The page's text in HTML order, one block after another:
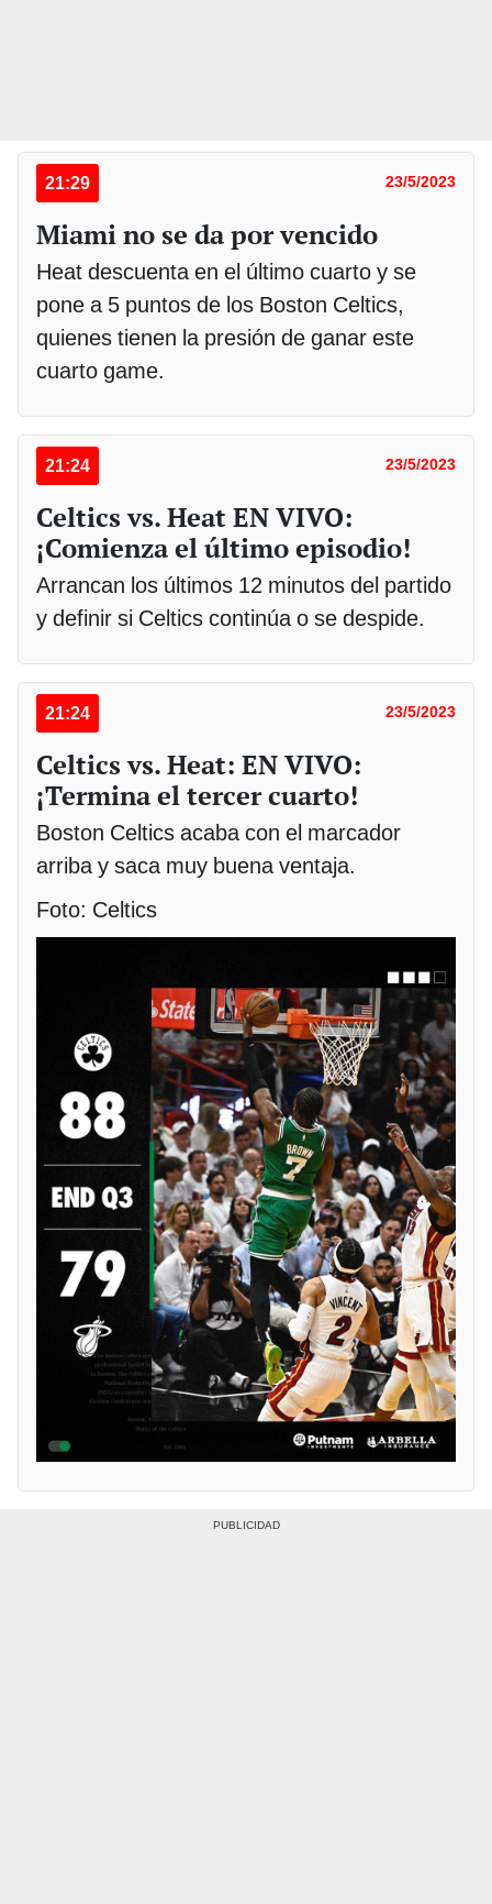
21:29 23/5/2023
Miami no se da por vencido
Heat descuenta en el último cuarto y se
pone a 5 puntos de los Boston Celtics,
quienes tienen la presión de ganar este
cuarto game.
21:24 23/5/2023
Celtics vs. Heat EN VIVO:
¡Comienza el último episodio!
Arrancan los últimos 12 minutos del partido
y definir si Celtics continúa o se despide.
21:24 23/5/2023
Celtics vs. Heat: EN VIVO:
¡Termina el tercer cuarto!
Boston Celtics acaba con el marcador
arriba y saca muy buena ventaja.
Foto: Celtics